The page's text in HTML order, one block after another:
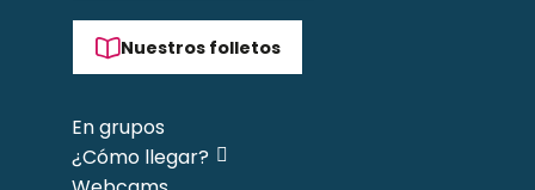
Nuestros folletos
En grupos
¿Cómo llegar?